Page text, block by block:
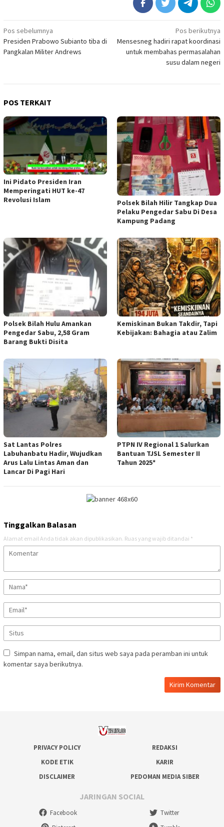
Navigasi
pos
Pos sebelumnya
Presiden Prabowo Subianto tiba di
Pangkalan Militer Andrews
Pos berikutnya
Mensesneg hadiri rapat koordinasi
untuk membahas permasalahan
susu dalam negeri
POS TERKAIT
Ini Pidato Presiden Iran
Memperingati HUT ke-47
Revolusi Islam
Polsek Bilah Hilir Tangkap Dua
Pelaku Pengedar Sabu Di Desa
Kampung Padang
Polsek Bilah Hulu Amankan
Pengedar Sabu, 2,58 Gram
Barang Bukti Disita
Kemiskinan Bukan Takdir, Tapi
Kebijakan: Bahagia atau Zalim
Sat Lantas Polres
Labuhanbatu Hadir, Wujudkan
Arus Lalu Lintas Aman dan
Lancar Di Pagi Hari
PTPN IV Regional 1 Salurkan
Bantuan TJSL Semester II
Tahun 2025*
Tinggalkan Balasan
Alamat email Anda tidak akan dipublikasikan. Ruas yang wajib ditandai *
Simpan nama, email, dan situs web saya pada peramban ini untuk
komentar saya berikutnya.
PRIVACY POLICY
REDAKSI
KODE ETIK
KARIR
DISCLAIMER
PEDOMAN MEDIA SIBER
JARINGAN SOCIAL
Facebook
Twitter